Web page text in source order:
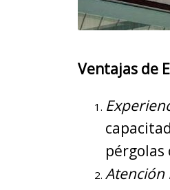
Ventajas de
Atención